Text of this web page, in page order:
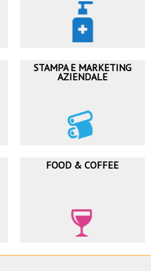
STAMPA E MARKETING
AZIENDALE
FOOD & COFFEE